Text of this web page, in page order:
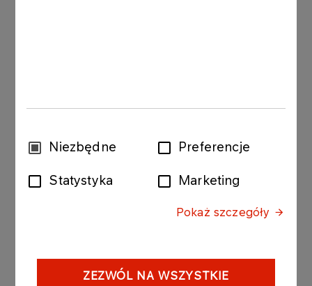
WybórNiezbędne Preferencje
Statystyka Marketing
Pokaż szczegóły
ZEZWÓL NA WSZYSTKIE
INNOWACJE